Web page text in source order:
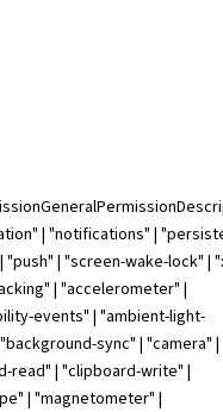
| "notifications" |
"push" | "screen-wake-lock" |
| "accelerometer" |
events" | "ambient-light-
sync" | "camera" |
read" | "clipboard-write" |
| "magnetometer" |